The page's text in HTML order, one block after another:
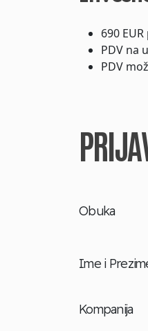
690
PDV na
PDV
Obuka
Ime i
Kompanija